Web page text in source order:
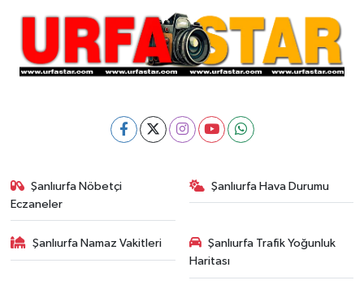
Şanlıurfa Nöbetçi
Eczaneler
Şanlıurfa Hava Durumu
Şanlıurfa Namaz Vakitleri
Şanlıurfa Trafik Yoğunluk
Haritası